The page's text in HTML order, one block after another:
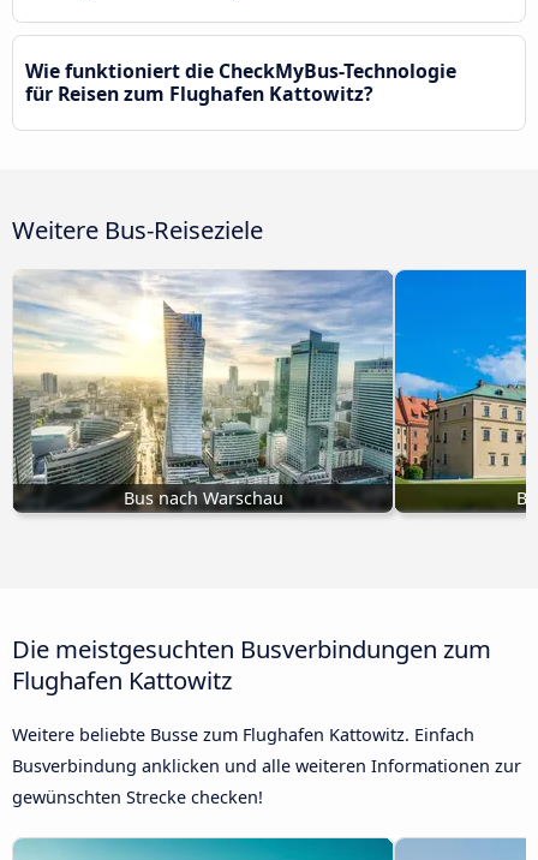
Wie funktioniert die CheckMyBus-Technologie
für Reisen zum Flughafen Kattowitz?
Weitere Bus-Reiseziele
Bus nach Warschau
Die meistgesuchten Busverbindungen zum
Flughafen Kattowitz
Weitere beliebte Busse zum Flughafen Kattowitz. Einfach
Busverbindung anklicken und alle weiteren Informationen zur
gewünschten Strecke checken!